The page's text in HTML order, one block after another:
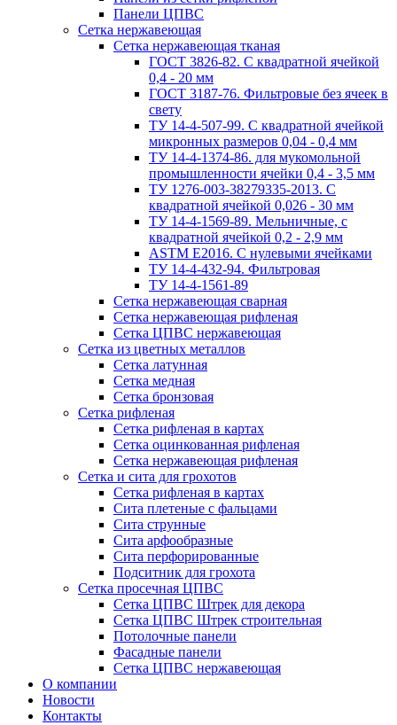
Панели ЦПВС
Сетка нержавеющая
Сетка нержавеющая тканая
ГОСТ 3826-82. C квадратной ячейкой
0,4 - 20 мм
ГОСТ 3187-76. Фильтровые без ячеек в
свету
ТУ 14-4-507-99. C квадратной ячейкой
микронных размеров 0,04 - 0,4 мм
ТУ 14-4-1374-86. для мукомольной
промышленности ячейки 0,4 - 3,5 мм
ТУ 1276-003-38279335-2013. С
квадратной ячейкой 0,026 - 30 мм
ТУ 14-4-1569-89. Мельничные, с
квадратной ячейкой 0,2 - 2,9 мм
ASTM E2016. С нулевыми ячейками
ТУ 14-4-432-94. Фильтровая
ТУ 14-4-1561-89
Сетка нержавеющая сварная
Сетка нержавеющая рифленая
Сетка ЦПВС нержавеющая
Сетка из цветных металлов
Сетка латунная
Сетка медная
Сетка бронзовая
Сетка рифленая
Сетка рифленая в картах
Сетка оцинкованная рифленая
Сетка нержавеющая рифленая
Сетка и сита для грохотов
Сетка рифленая в картах
Сита плетеные с фальцами
Сита струнные
Сита арфообразные
Сита перфорированные
Подситник для грохота
Сетка просечная ЦПВС
Сетка ЦПВС Штрек для декора
Сетка ЦПВС Штрек строительная
Потолочные панели
Фасадные панели
Сетка ЦПВС нержавеющая
О компании
Новости
Контакты